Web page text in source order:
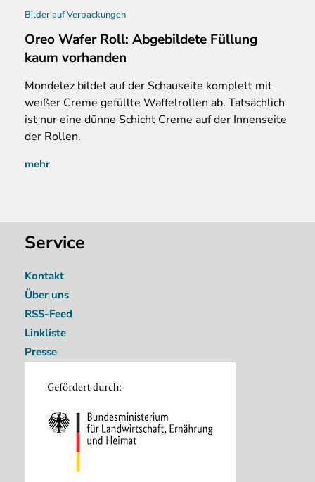
Bilder auf Verpackungen
Oreo Wafer Roll: Abgebildete Füllung
kaum vorhanden
Mondelez bildet auf der Schauseite komplett mit
weißer Creme gefüllte Waffelrollen ab. Tatsächlich
ist nur eine dünne Schicht Creme auf der Innenseite
der Rollen.
mehr
Service
Kontakt
Über uns
RSS-Feed
Linkliste
Presse